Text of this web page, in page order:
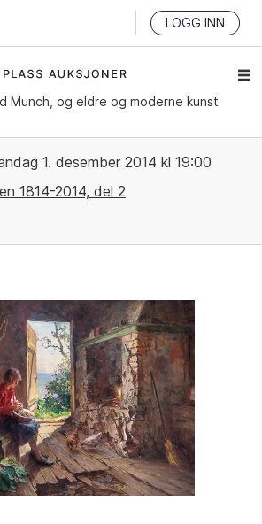
LOGG INN
Munch, og eldre og moderne kunst
1. desember 2014 kl 19:00
1814-2014, del 2